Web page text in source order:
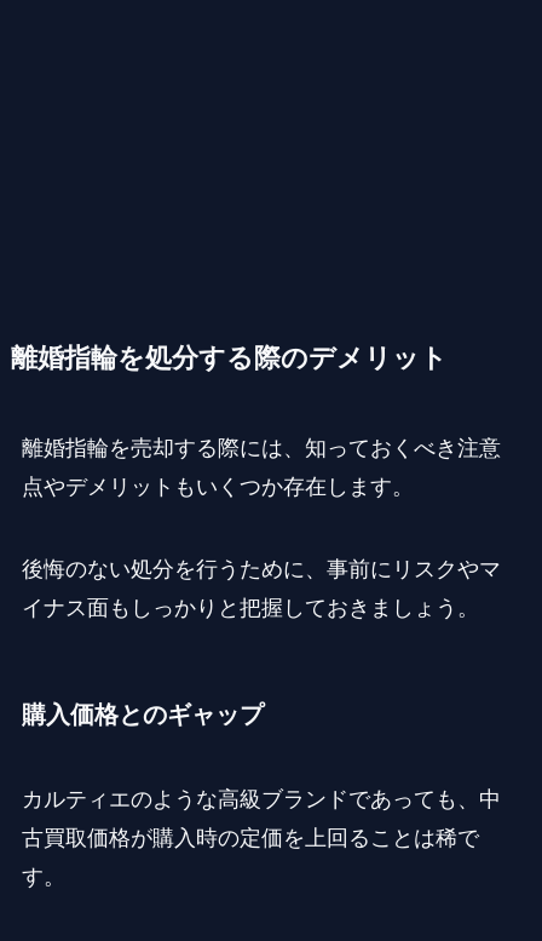
離婚指輪を処分する際のデメリット
離婚指輪を売却する際には、知っておくべき注意
点やデメリットもいくつか存在します。
後悔のない処分を行うために、事前にリスクやマ
イナス面もしっかりと把握しておきましょう。
購入価格とのギャップ
カルティエのような高級ブランドであっても、中
古買取価格が購入時の定価を上回ることは稀で
す。